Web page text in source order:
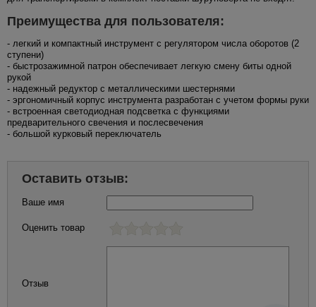
Преимущества для пользователя:
- легкий и компактный инструмент с регулятором числа оборотов (2
ступени)
- быстрозажимной патрон обеспечивает легкую смену биты одной
рукой
- надежный редуктор с металлическими шестернями
- эргономичный корпус инструмента разработан с учетом формы руки
- встроенная светодиодная подсветка с функциями
предварительного свечения и послесвечения
- большой курковый переключатель
Оставить отзыв:
Ваше имя
Оценить товар
Отзыв